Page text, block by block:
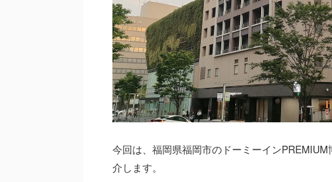
今回は、福岡県福岡市のドーミーイン
介します。